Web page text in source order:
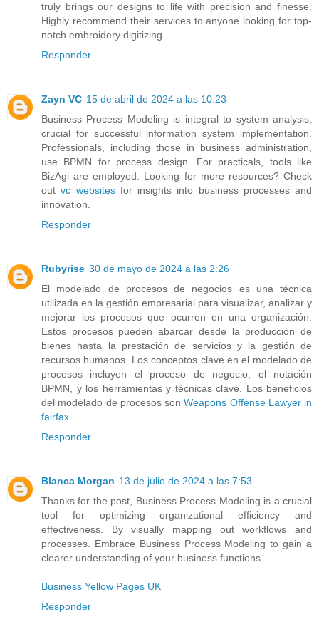
truly brings our designs to life with precision and finesse.
Highly recommend their services to anyone looking for top-
notch embroidery digitizing.
Responder
Zayn VC 15 de abril de 2024 a las 10:23
Business Process Modeling is integral to system analysis,
crucial for successful information system implementation.
Professionals, including those in business administration,
use BPMN for process design. For practicals, tools like
BizAgi are employed. Looking for more resources? Check
outvc websitesfor insights into business processes and
innovation.
Responder
Rubyrise 30 de mayo de 2024 a las 2:26
El modelado de procesos de negocios es una técnica
utilizada en la gestión empresarial para visualizar, analizar y
mejorar los procesos que ocurren en una organización.
Estos procesos pueden abarcar desde la producción de
bienes hasta la prestación de servicios y la gestión de
recursos humanos. Los conceptos clave en el modelado de
procesos incluyen el proceso de negocio, el notación
BPMN, y los herramientas y técnicas clave. Los beneficios
del modelado de procesos sonWeapons Offense Lawyer in
fairfax.
Responder
Blanca Morgan 13 de julio de 2024 a las 7:53
Thanks for the post, Business Process Modeling is a crucial
tool for optimizing organizational efficiency and
effectiveness. By visually mapping out workflows and
processes. Embrace Business Process Modeling to gain a
clearer understanding of your business functions
Business Yellow Pages UK
Responder